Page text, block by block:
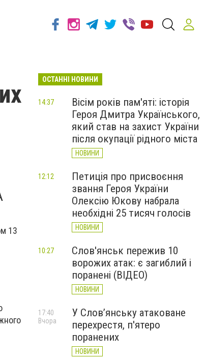
13
ОСТАННІ НОВИНИ
Вісім років пам'яті: історія
Героя Дмитра Українського,
який став на захист України
після окупації рідного міста
НОВИНИ
14:37
Петиція про присвоєння
звання Героя України
Олексію Юкову набрала
необхідні 25 тисяч голосів
НОВИНИ
12:12
Слов'янськ пережив 10
ворожих атак: є загиблий і
поранені (ВІДЕО)
НОВИНИ
10:27
У Слов’янську атаковане
перехрестя, п'ятеро
поранених
НОВИНИ
17:40
Вчора